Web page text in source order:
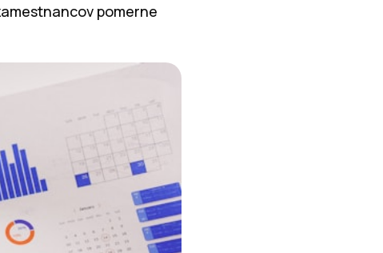
pomerne